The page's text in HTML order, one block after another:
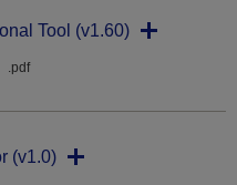
Tool (v1.60)
.pdf
(v1.0)